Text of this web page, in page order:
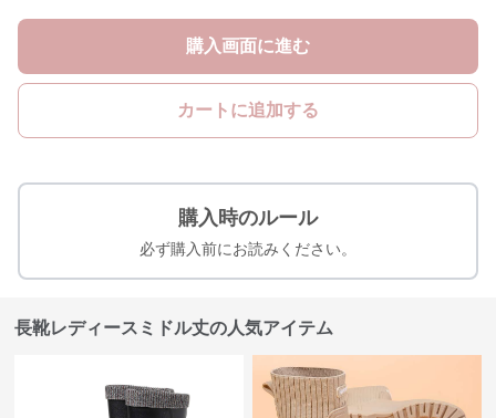
購入画面に進む
カートに追加する
購入時のルール
必ず購入前にお読みください。
長靴レディースミドル丈の人気アイテム